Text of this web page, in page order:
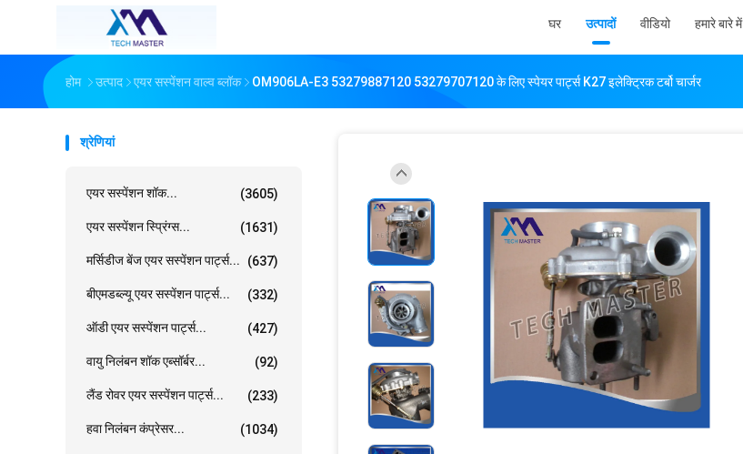
घर उत्पादों वीडियो हमारे बारे में
होम उत्पाद एयर सस्पेंशन वाल्व ब्लॉक OM906LA-E3 53279887120 53279707120 के लिए स्पेयर पार्ट्स K27 इलेक्ट्रिक टर्बो चार्जर
श्रेणियां
एयर सस्पेंशन शॉक... (3605)
एयर सस्पेंशन स्प्रिंग्स... (1631)
मर्सिडीज बेंज एयर सस्पेंशन पार्ट्स... (637)
बीएमडब्ल्यू एयर सस्पेंशन पार्ट्स... (332)
ऑडी एयर सस्पेंशन पार्ट्स... (427)
वायु निलंबन शॉक एब्सॉर्बर... (92)
लैंड रोवर एयर सस्पेंशन पार्ट्स... (233)
हवा निलंबन कंप्रेसर... (1034)